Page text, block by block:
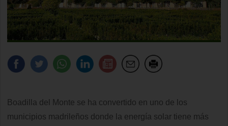
Boadilla del Monte se ha convertido en uno de los
municipios madrileños donde la energía solar tiene más